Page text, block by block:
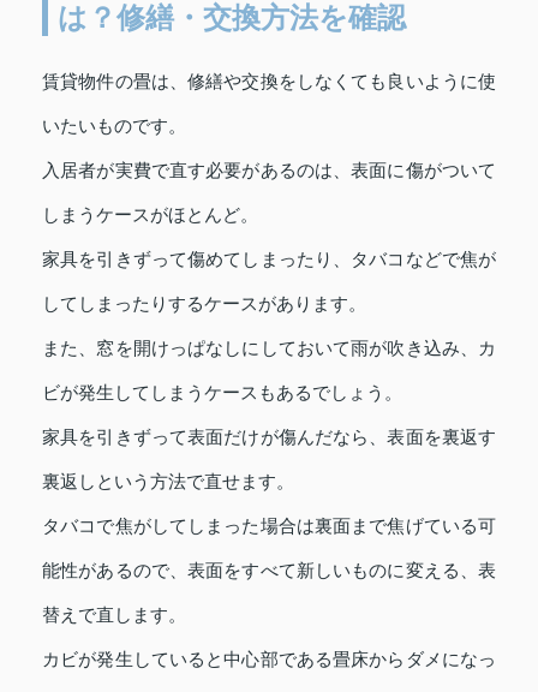
は？修繕・交換方法を確認
賃貸物件の畳は、修繕や交換をしなくても良いように使
いたいものです。
入居者が実費で直す必要があるのは、表面に傷がついて
しまうケースがほとんど。
家具を引きずって傷めてしまったり、タバコなどで焦が
してしまったりするケースがあります。
また、窓を開けっぱなしにしておいて雨が吹き込み、カ
ビが発生してしまうケースもあるでしょう。
家具を引きずって表面だけが傷んだなら、表面を裏返す
裏返しという方法で直せます。
タバコで焦がしてしまった場合は裏面まで焦げている可
能性があるので、表面をすべて新しいものに変える、表
替えで直します。
カビが発生していると中心部である畳床からダメになっ